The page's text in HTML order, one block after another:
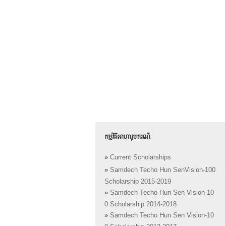
កម្មវិធីអាហារូបករណ៍
» Current Scholarships
» Samdech Techo Hun SenVision-100
Scholarship 2015-2019
» Samdech Techo Hun Sen Vision-10
0 Scholarship 2014-2018
» Samdech Techo Hun Sen Vision-10